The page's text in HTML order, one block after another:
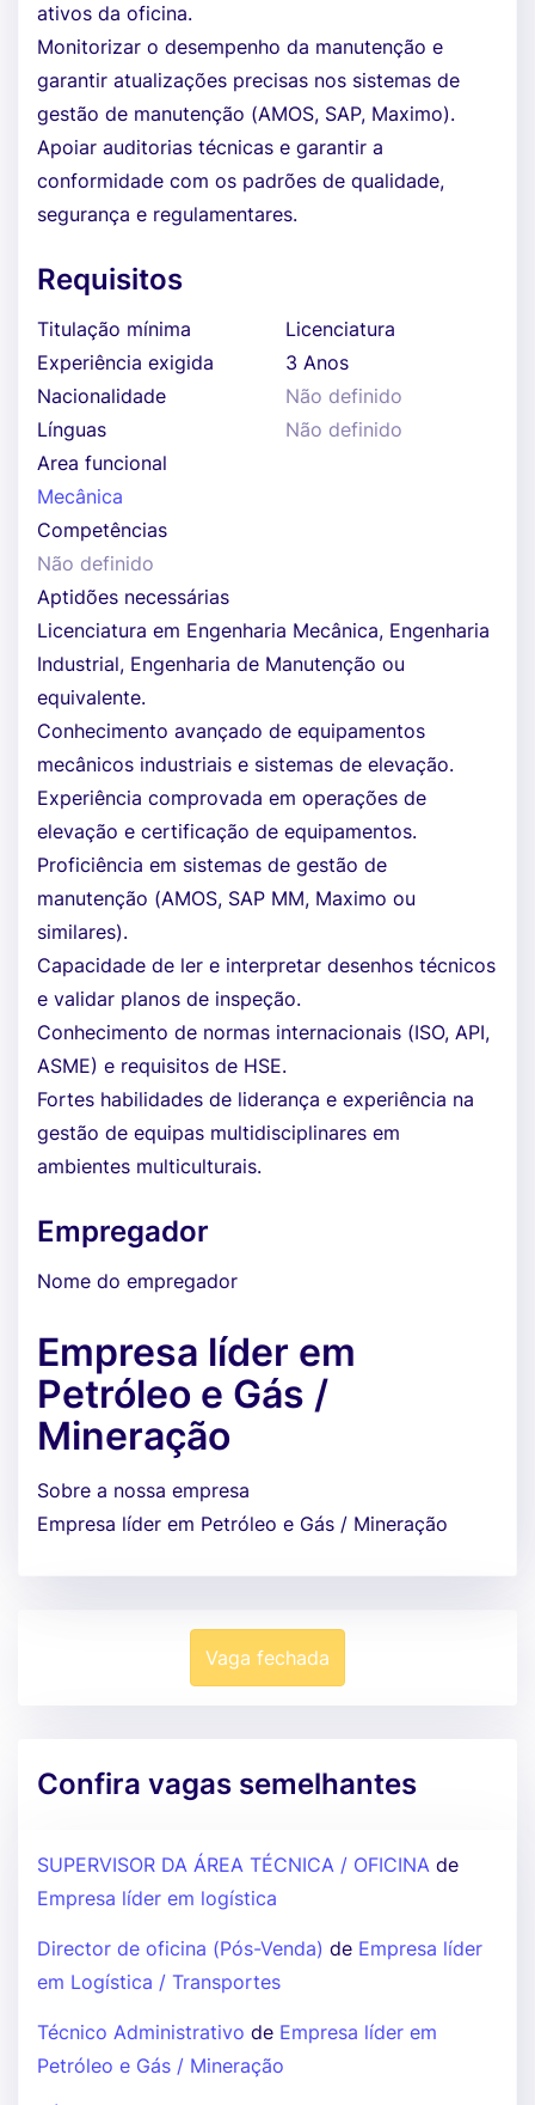
ativos da oficina.
Monitorizar o desempenho da manutenção e
garantir atualizações precisas nos sistemas de
gestão de manutenção (AMOS, SAP, Maximo).
Apoiar auditorias técnicas e garantir a
conformidade com os padrões de qualidade,
segurança e regulamentares.
Requisitos
Titulação mínima
Licenciatura
Experiência exigida
3 Anos
Nacionalidade
Não definido
Línguas
Não definido
Area funcional
Mecânica
Competências
Não definido
Aptidões necessárias
Licenciatura em Engenharia Mecânica, Engenharia
Industrial, Engenharia de Manutenção ou
equivalente.
Conhecimento avançado de equipamentos
mecânicos industriais e sistemas de elevação.
Experiência comprovada em operações de
elevação e certificação de equipamentos.
Proficiência em sistemas de gestão de
manutenção (AMOS, SAP MM, Maximo ou
similares).
Capacidade de ler e interpretar desenhos técnicos
e validar planos de inspeção.
Conhecimento de normas internacionais (ISO, API,
ASME) e requisitos de HSE.
Fortes habilidades de liderança e experiência na
gestão de equipas multidisciplinares em
ambientes multiculturais.
Empregador
Nome do empregador
Empresa líder em
Petróleo e Gás /
Mineração
Sobre a nossa empresa
Empresa líder em Petróleo e Gás / Mineração
Vaga fechada
Confira vagas semelhantes
SUPERVISOR DA ÁREA TÉCNICA / OFICINA de
Empresa líder em logística
Director de oficina (Pós-Venda) de Empresa líder
em Logística / Transportes
Técnico Administrativo de Empresa líder em
Petróleo e Gás / Mineração